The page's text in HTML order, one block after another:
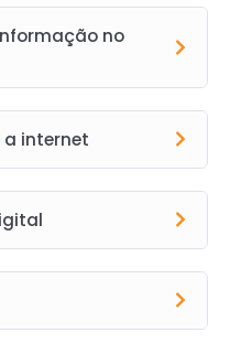
no
a internet